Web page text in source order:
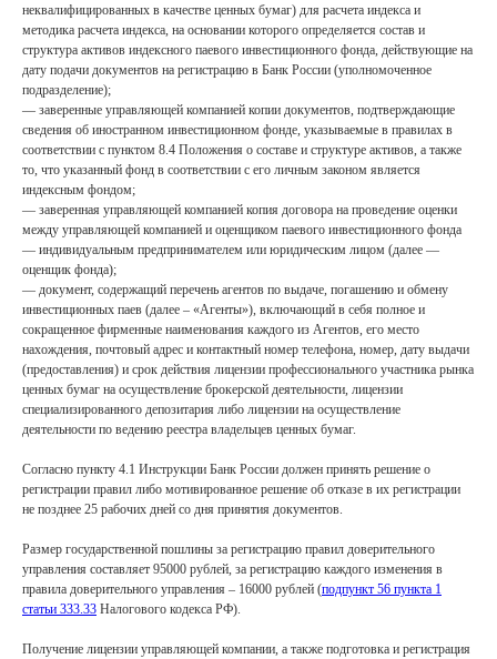
неквалифицированных в качестве ценных бумаг) для расчета индекса и
методика расчета индекса, на основании которого определяется состав и
структура активов индексного паевого инвестиционного фонда, действующие на
дату подачи документов на регистрацию в Банк России (уполномоченное
подразделение);
— заверенные управляющей компанией копии документов, подтверждающие
сведения об иностранном инвестиционном фонде, указываемые в правилах в
соответствии с пунктом 8.4 Положения о составе и структуре активов, а также
то, что указанный фонд в соответствии с его личным законом является
индексным фондом;
— заверенная управляющей компанией копия договора на проведение оценки
между управляющей компанией и оценщиком паевого инвестиционного фонда
— индивидуальным предпринимателем или юридическим лицом (далее —
оценщик фонда);
— документ, содержащий перечень агентов по выдаче, погашению и обмену
инвестиционных паев (далее – «Агенты»), включающий в себя полное и
сокращенное фирменные наименования каждого из Агентов, его место
нахождения, почтовый адрес и контактный номер телефона, номер, дату выдачи
(предоставления) и срок действия лицензии профессионального участника рынка
ценных бумаг на осуществление брокерской деятельности, лицензии
специализированного депозитария либо лицензии на осуществление
деятельности по ведению реестра владельцев ценных бумаг.
Согласно пункту 4.1 Инструкции Банк России должен принять решение о
регистрации правил либо мотивированное решение об отказе в их регистрации
не позднее 25 рабочих дней со дня принятия документов.
Размер государственной пошлины за регистрацию правил доверительного
управления составляет 95000 рублей, за регистрацию каждого изменения в
правила доверительного управления – 16000 рублей (подпункт 56 пункта 1
статьи 333.33 Налогового кодекса РФ).
Получение лицензии управляющей компании, а также подготовка и регистрация